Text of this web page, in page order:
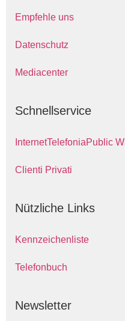
Empfehle uns
Datenschutz
Mediacenter
Schnellservice
InternetTelefoniaPublic
Clienti Privati
Nützliche Links
Kennzeichenliste
Telefonbuch
Newsletter